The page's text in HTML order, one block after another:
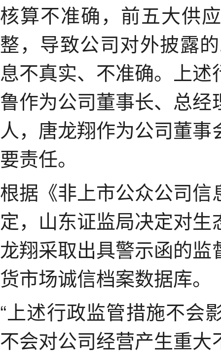
核算不准确，前五大供
整，导致公司对外披露
息不真实、不准确。上
鲁作为公司董事长、总
人，唐龙翔作为公司董
要责任。
根据《非上市公众公司
定，山东证监局决定对
龙翔采取出具警示函的
货市场诚信档案数据库。
“上述行政监管措施不会
不会对公司经营产生重